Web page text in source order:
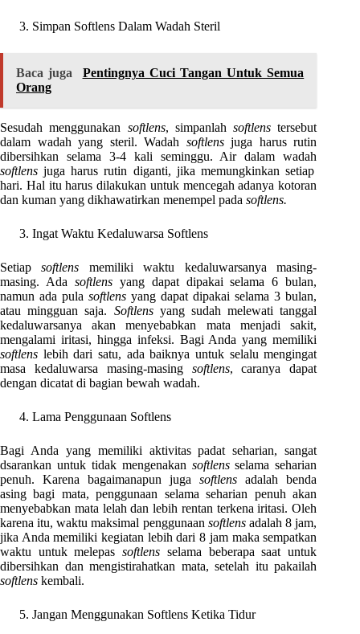
Simpan Softlens Dalam Wadah Steril
Baca juga
Pentingnya Cuci Tangan Untuk Semua
Orang
Sesudah menggunakan softlens, simpanlah softlens tersebut
dalam wadah yang steril. Wadah softlensjuga harus rutin
dibersihkan selama 3-4 kali seminggu. Air dalam wadah
softlens juga harus rutin diganti, jika memungkinkan setiap
hari. Hal itu harus dilakukan untuk mencegah adanya kotoran
dan kuman yang dikhawatirkan menempel pada softlens.
Ingat Waktu Kedaluwarsa Softlens
Setiapsoftlens memiliki waktu kedaluwarsanya masing-
masing. Ada softlensyang dapat dipakai selama 6 bulan,
namun ada pulasoftlens yang dapat dipakai selama 3 bulan,
atau mingguan saja. Softlensyang sudah melewati tanggal
kedaluwarsanya akan menyebabkan mata menjadi sakit,
mengalami iritasi, hingga infeksi. Bagi Anda yang memiliki
softlens lebih dari satu, ada baiknya untuk selalu mengingat
masa kedaluwarsa masing-masingsoftlens, caranya dapat
dengan dicatat di bagian bewah wadah.
Lama Penggunaan Softlens
Bagi Anda yang memiliki aktivitas padat seharian, sangat
dsarankan untuk tidak mengenakan softlensselama seharian
penuh. Karena bagaimanapun jugasoftlens adalah benda
asing bagi mata, penggunaan selama seharian penuh akan
menyebabkan mata lelah dan lebih rentan terkena iritasi. Oleh
karena itu, waktu maksimal penggunaan softlensadalah 8 jam,
jika Anda memiliki kegiatan lebih dari 8 jam maka sempatkan
waktu untuk melepassoftlens selama beberapa saat untuk
dibersihkan dan mengistirahatkan mata, setelah itu pakailah
softlens kembali.
Jangan Menggunakan Softlens Ketika Tidur